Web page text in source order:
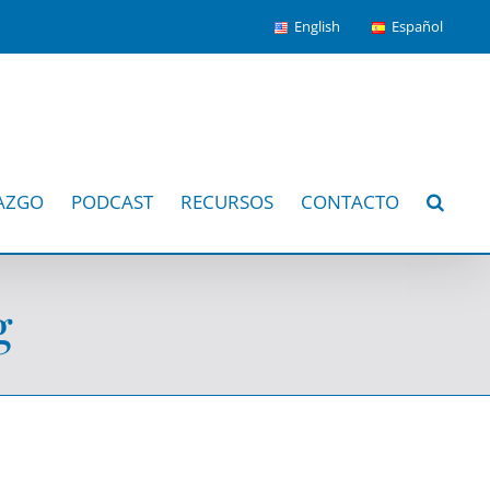
English Español
PODCAST RECURSOS CONTACTO